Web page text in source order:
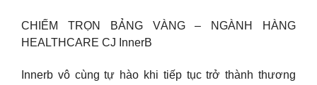
CHIẾM TRỌN BẢNG VÀNG – NGÀNH HÀNG
HEALTHCARE CJ InnerB
Innerb vô cùng tự hào khi tiếp tục trở thành thương